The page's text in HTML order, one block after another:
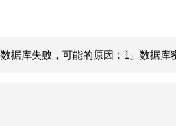
据库失败，可能的原因：1、数据库